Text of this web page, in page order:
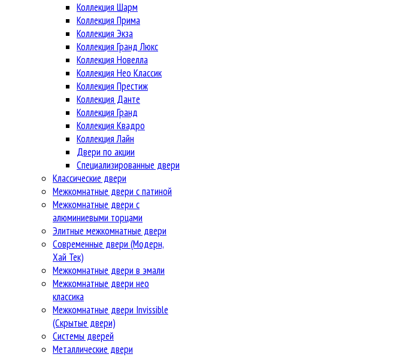
Коллекция Шарм
Коллекция Прима
Коллекция Экза
Коллекция Гранд Люкс
Коллекция Новелла
Коллекция Нео Классик
Коллекция Престиж
Коллекция Данте
Коллекция Гранд
Коллекция Квадро
Коллекция Лайн
Двери по акции
Специализированные двери
Классические двери
Межкомнатные двери с патиной
Межкомнатные двери с
алюминиевыми торцами
Элитные межкомнатные двери
Современные двери (Модерн,
Хай Тек)
Межкомнатные двери в эмали
Межкомнатные двери нео
классика
Межкомнатные двери Invissible
(Скрытые двери)
Системы дверей
Металлические двери